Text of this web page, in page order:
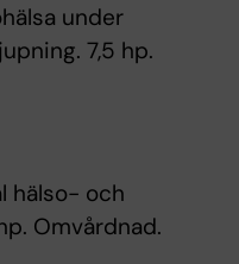
under
7,5 hp.
hälso- och
Omvårdnad.